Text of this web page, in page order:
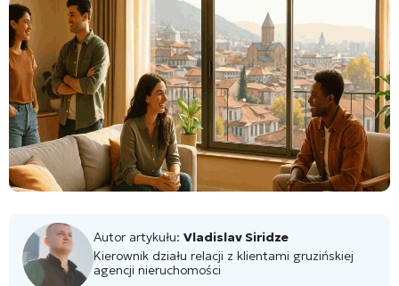
Autor artykułu: Vladislav Siridze
Kierownik działu relacji z klientami gruzińskiej
agencji nieruchomości